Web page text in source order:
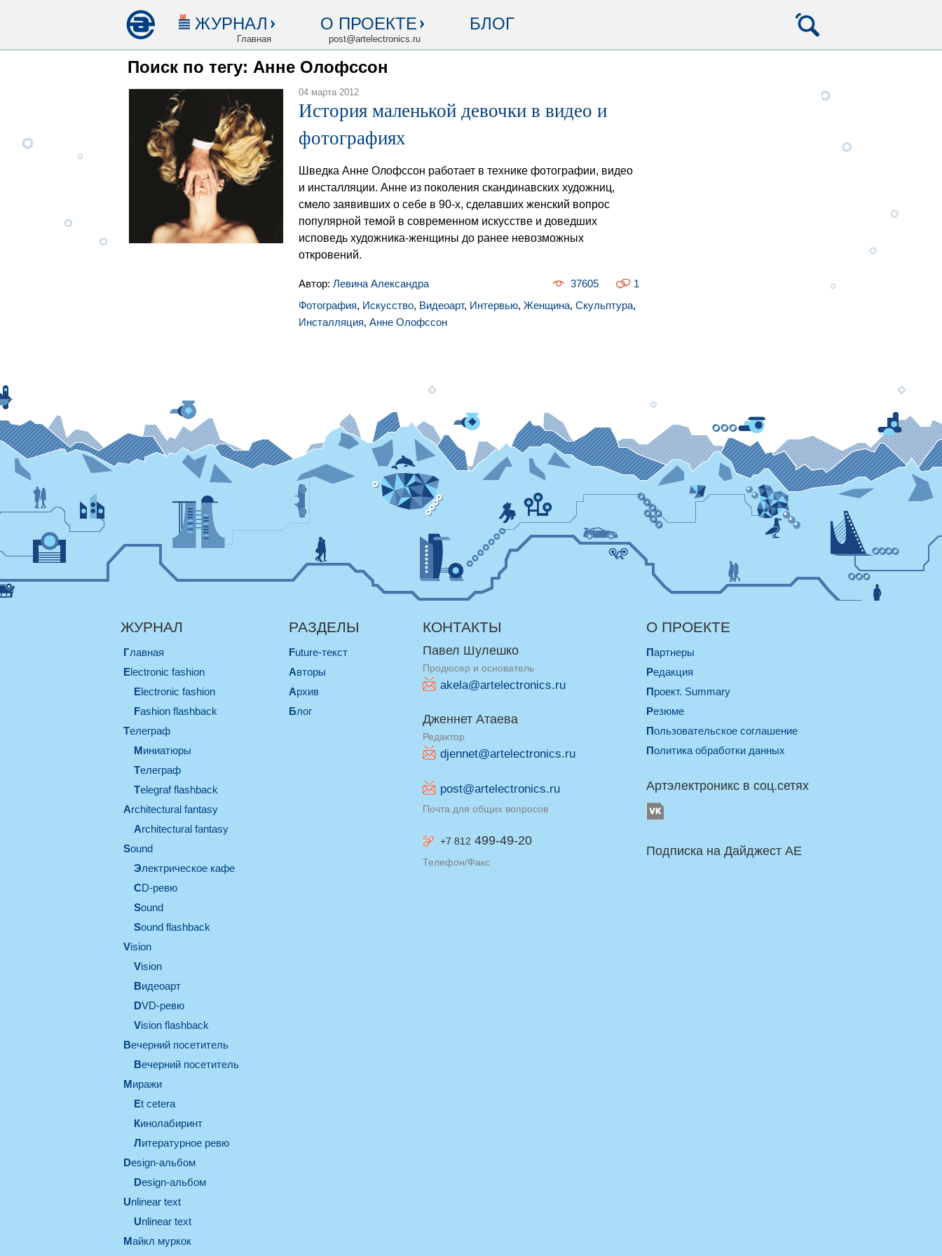
ЖУРНАЛ
Главная
О ПРОЕКТЕ
post@artelectronics.ru
БЛОГ
Поиск по тегу: Анне Олофссон
04 марта 2012
История маленькой девочки в видео и
фотографиях
Шведка Анне Олофссон работает в технике фотографии, видео
и инсталляции. Анне из поколения скандинавских художниц,
смело заявивших о себе в 90-х, сделавших женский вопрос
популярной темой в современном искусстве и доведших
исповедь художника-женщины до ранее невозможных
откровений.
Автор: Левина Александра 1
37605
Фотография, Искусство, Видеоарт, Интервью, Женщина, Скульптура,
Инсталляция, Анне Олофссон
ЖУРНАЛ
Главная
electronic fashion
electronic fashion
Fashion flashback
телеграф
миниатюры
телеграф
Telegraf flashback
architectural fantasy
architectural fantasy
sound
электрическое кафе
CD-ревю
sound
Sound flashback
vision
vision
видеоарт
DVD-ревю
Vision flashback
вечерний посетитель
вечерний посетитель
миражи
et cetera
кинолабиринт
литературное ревю
design-альбом
design-альбом
unlinear text
Unlinear text
майкл муркок
РАЗДЕЛЫ
Future-текст
Авторы
Архив
Блог
КОНТАКТЫ
Павел Шулешко
Продюсер и основатель
akela@artelectronics.ru
Дженнет Атаева
Редактор
djennet@artelectronics.ru
post@artelectronics.ru
Почта для общих вопросов
+7 812 499-49-20
Телефон/Факс
О ПРОЕКТЕ
Партнеры
Редакция
Проект. Summary
Резюме
Пользовательское соглашение
Политика обработки данных
Артэлектроникс в соц.сетях
Подписка на Дайджест AE